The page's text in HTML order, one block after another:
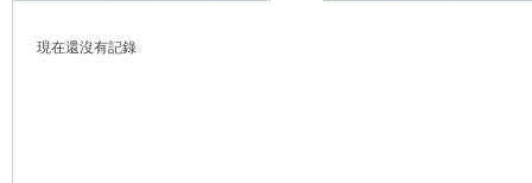
現在還沒有記錄